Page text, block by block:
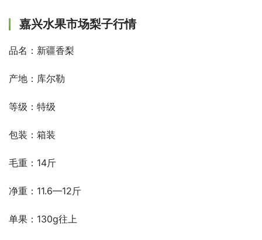
嘉兴水果市场梨子行情
品名：新疆香梨
产地：库尔勒
等级：特级
包装：箱装
毛重：14斤
净重：11.6—12斤
单果：130g往上